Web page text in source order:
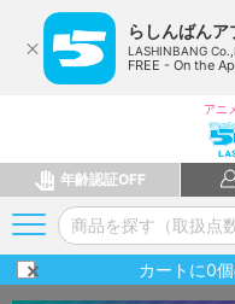
らしんばんア
LASHINBANG
FREE - On the
アニ
年齢認証OFF
カートに0